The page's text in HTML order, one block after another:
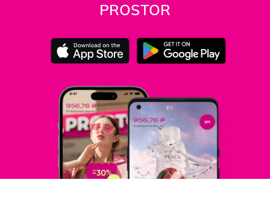
PROSTOR